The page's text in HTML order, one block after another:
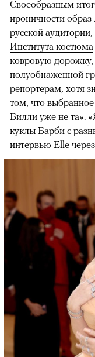
Своеобразным
ироничности
русской
Института костюма
ковровую
полуобнаженной
репортерам, хотя
том, что
Билли уже не та».
куклы Барби с
интервью Elle